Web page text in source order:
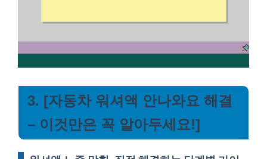
3. [자동차 워셔액 안나와요 해결
– 이것만은 꼭 알아두세요!]